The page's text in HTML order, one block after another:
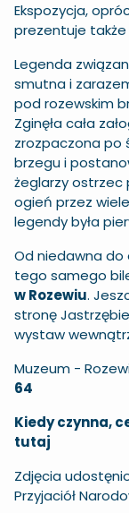
Ekspozycja,
prezentuje
Legenda
smutna i
pod rozewskim
Zginęła cała
zrozpaczona po
brzegu i
żeglarzy ostrzec
ogień przez
legendy była
Od niedawna do
tego samego
w Rozewiu.
stronę
wystaw
Muzeum -
64
Kiedy czynna,
tutaj
Zdjęcia
Przyjaciół